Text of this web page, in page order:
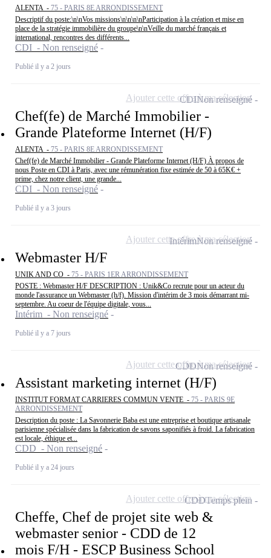
ALENTA - 75 - PARIS 8E ARRONDISSEMENT
Descriptif du poste:\n\nVos missions\n\n\n\nParticipation à la création et mise en
place de la stratégie immobilière du groupe\n\nVeille du marché français et
international, rencontres des différents...
CDI - Non renseigné
Publié il y a 2 jours
Chef(fe) de Marché Immobilier -
Grande Plateforme Internet (H/F)
ALENTA - 75 - PARIS 8E ARRONDISSEMENT
Chef(fe) de Marché Immobilier - Grande Plateforme Internet (H/F) À propos de
nous Poste en CDI à Paris, avec une rémunération fixe estimée de 50 à 65K€ +
prime, chez notre client, une grande...
CDI - Non renseigné
Publié il y a 3 jours
CDINon renseigné
Ajouter cette offre à ma sélection
Webmaster H/F
UNIK AND CO - 75 - PARIS 1ER ARRONDISSEMENT
POSTE : Webmaster H/F DESCRIPTION : Unik&Co recrute pour un acteur du
monde l'assurance un Webmaster (h/f). Mission d'intérim de 3 mois démarrant mi-
septembre. Au coeur de l'équipe digitale, vous...
Intérim - Non renseigné
Publié il y a 7 jours
IntérimNon renseigné
Ajouter cette offre à ma sélection
Assistant marketing internet (H/F)
INSTITUT FORMAT CARRIERES COMMUN VENTE - 75 - PARIS 9E
ARRONDISSEMENT
Description du poste : La Savonnerie Baba est une entreprise et boutique artisanale
parisienne spécialisée dans la fabrication de savons saponifiés à froid. La fabrication
est locale, éthique et...
CDD - Non renseigné
Publié il y a 24 jours
CDDNon renseigné
Ajouter cette offre à ma sélection
Cheffe, Chef de projet site web &
webmaster senior - CDD de 12
mois F/H - ESCP Business School
CDDTemps plein
Ajouter cette offre à ma sélection